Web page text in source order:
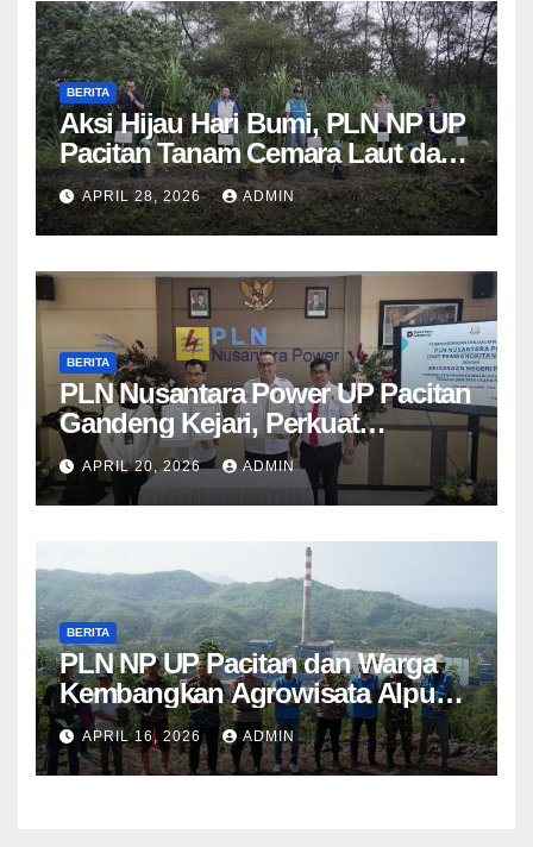
BERITA
Aksi Hijau Hari Bumi, PLN NP UP
Pacitan Tanam Cemara Laut dan
Pandan
APRIL 28, 2026 ADMIN
BERITA
PLN Nusantara Power UP Pacitan
Gandeng Kejari, Perkuat
Penanganan Hukum Perdata dan
TUN
APRIL 20, 2026 ADMIN
BERITA
PLN NP UP Pacitan dan Warga
Kembangkan Agrowisata Alpukat
Berbasis Lingkungan di
Sudimoro
APRIL 16, 2026 ADMIN